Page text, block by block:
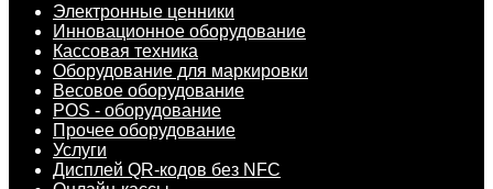
Электронные ценники
Инновационное оборудование
Кассовая техника
Оборудование для маркировки
Весовое оборудование
POS - оборудование
Прочее оборудование
Услуги
Дисплей QR-кодов без NFC